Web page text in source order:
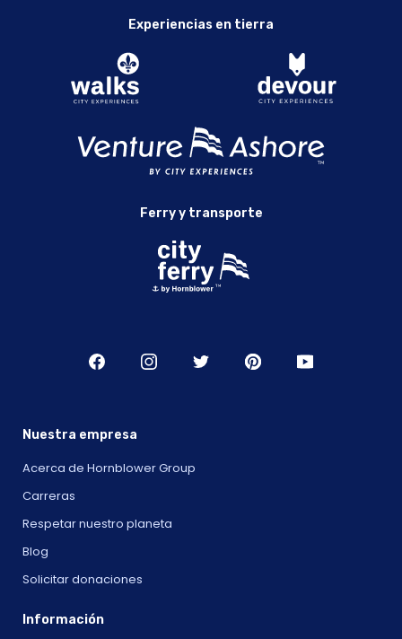
Experiencias en tierra
Ferry y transporte
Nuestra empresa
Acerca de Hornblower Group
Carreras
Respetar nuestro planeta
Blog
Solicitar donaciones
Información